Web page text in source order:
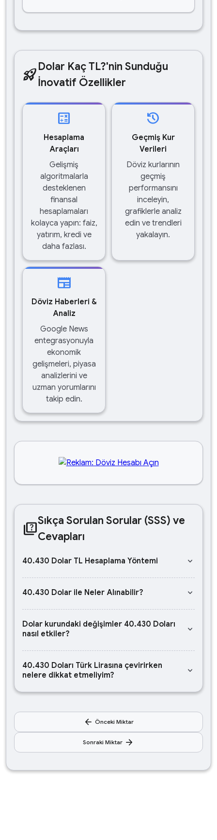
rocket_launchDolar Kaç TL?'nin Sunduğu
İnovatif Özellikler
calculate
Hesaplama
Araçları
Gelişmiş
algoritmalarla
desteklenen
finansal
hesaplamaları
kolayca yapın: faiz,
yatırım, kredi ve
daha fazlası.
history
Geçmiş Kur
Verileri
Döviz kurlarının
geçmiş
performansını
inceleyin,
grafiklerle analiz
edin ve trendleri
yakalayın.
newspaper
Döviz Haberleri &
Analiz
Google News
entegrasyonuyla
ekonomik
gelişmeleri, piyasa
analizlerini ve
uzman yorumlarını
takip edin.
quizSıkça Sorulan Sorular (SSS) ve
Cevapları
40.430 Dolar TL Hesaplama Yöntemi keyboard_arrow_down
40.430 Dolar ile Neler Alınabilir? keyboard_arrow_down
Dolar kurundaki değişimler 40.430 Doları
nasıl etkiler?
keyboard_arrow_down
40.430 Doları Türk Lirasına çevirirken
nelere dikkat etmeliyim?
keyboard_arrow_down
arrow_back Önceki Miktar
Sonraki Miktar arrow_forward